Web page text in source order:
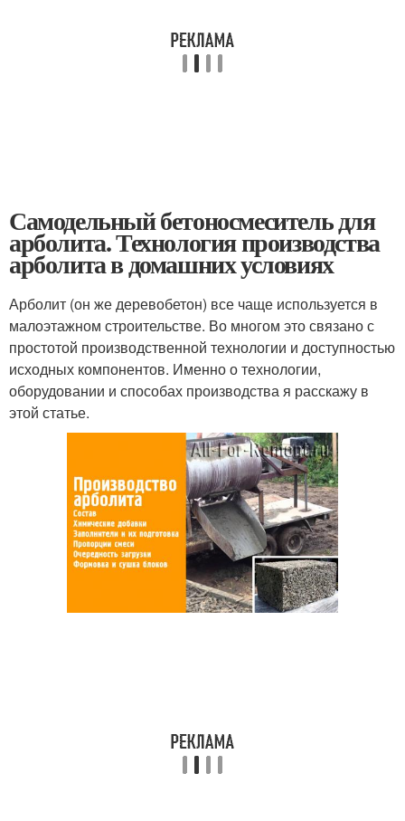
Самодельный бетоносмеситель для
арболита. Технология производства
арболита в домашних условиях
Арболит (он же деревобетон) все чаще используется в
малоэтажном строительстве. Во многом это связано с
простотой производственной технологии и доступностью
исходных компонентов. Именно о технологии,
оборудовании и способах производства я расскажу в
этой статье.